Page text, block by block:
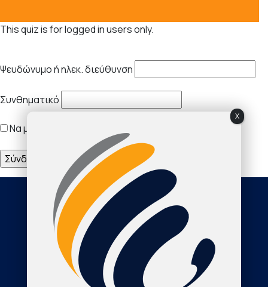
This quiz is for logged in users only.
Ψευδώνυμο ή ηλεκ. διεύθυνση
Συνθηματικό
Να με θυμάσαι
Society
About Us
The Journal
X